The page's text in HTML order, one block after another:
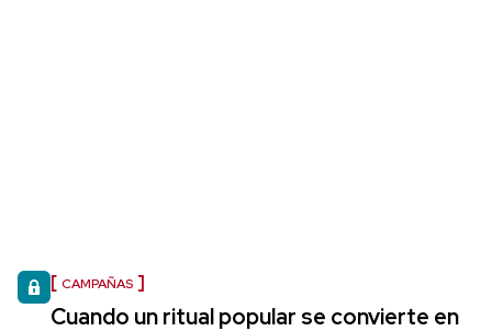
CAMPAÑAS
Cuando un ritual popular se convierte en